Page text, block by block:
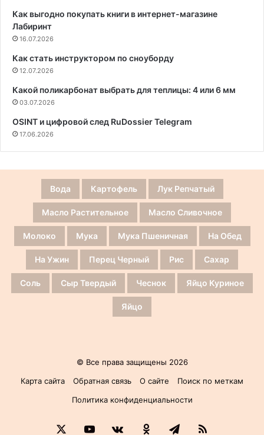
Как выгодно покупать книги в интернет-магазине
Лабиринт
16.07.2026
Как стать инструктором по сноуборду
12.07.2026
Какой поликарбонат выбрать для теплицы: 4 или 6 мм
03.07.2026
OSINT и цифровой след RuDossier Telegram
17.06.2026
Вода Картофель Лук Репчатый
Масло Растительное Масло Сливочное
Молоко Мука Мука Пшеничная На Обед
На Ужин Перец Черный Рис Сахар
Соль Сыр Твердый Чеснок Яйцо Куриное
Яйцо
© Все права защищены 2026
Карта сайта
Обратная связь О сайте
Поиск по меткам
Политика конфиденциальности
YouTubevk.comОдноклассники
Telegram
RSS